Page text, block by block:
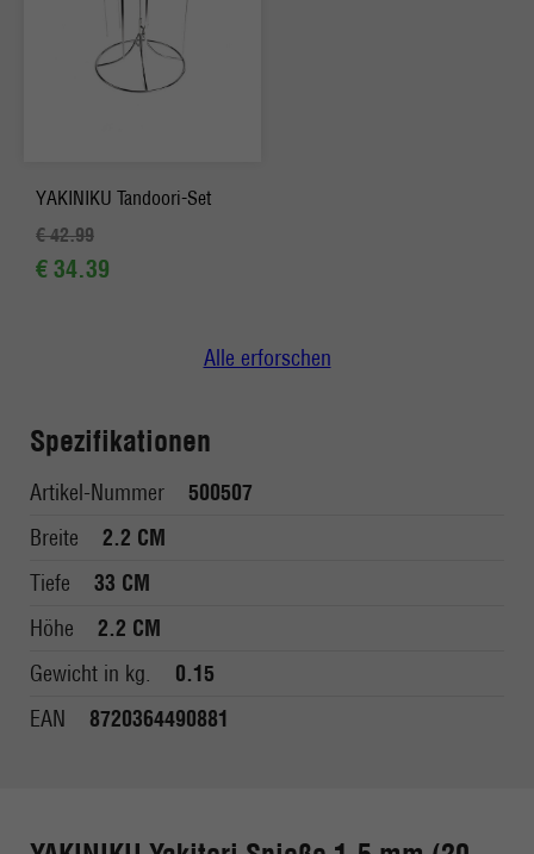
YAKINIKU Tandoori-Set
€ 42.99
€ 34.39
Alle erforschen
Spezifikationen
Artikel-Nummer
500507
Breite
2.2 CM
Tiefe
33 CM
Höhe
2.2 CM
Gewicht in kg.
0.15
EAN
8720364490881